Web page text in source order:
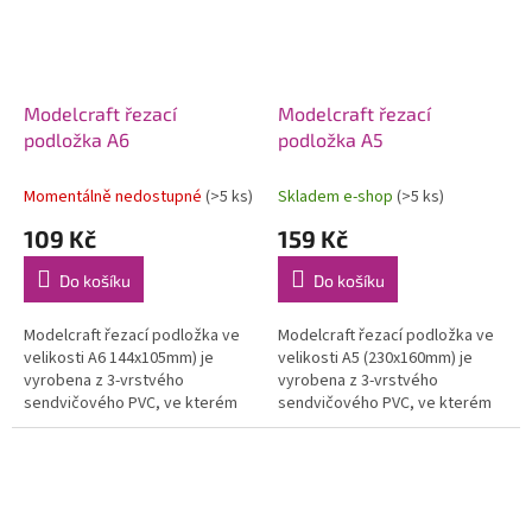
Modelcraft řezací
podložka A6
Momentálně nedostupné (>5 ks)
109 Kč
Do košíku
Modelcraft řezací podložka ve
velikosti A6 144x105mm) je
vyrobena z 3-vrstvého
sendvičového PVC, ve kterém
neznikají trhliny ani deformace.
Modelcraft řezací
podložka A5
Skladem e-shop (>5 ks)
159 Kč
Do košíku
Modelcraft řezací podložka ve
velikosti A5 (230x160mm) je
vyrobena z 3-vrstvého
sendvičového PVC, ve kterém
neznikají trhliny ani deformace.